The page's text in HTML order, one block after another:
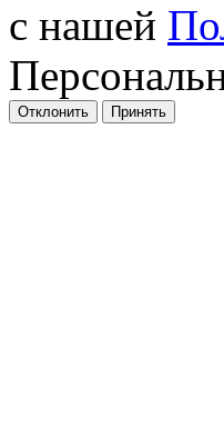
с нашей
Отклонить Принять